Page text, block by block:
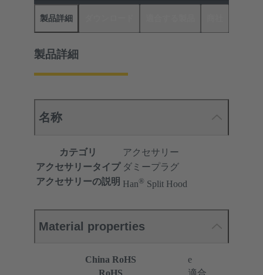
製品詳細
製品詳細
名称
カテゴリ
アクセサリー
アクセサリータイプ ダミープラグ
アクセサリーの説明 Han® Split Hood
Material properties
China RoHS
e